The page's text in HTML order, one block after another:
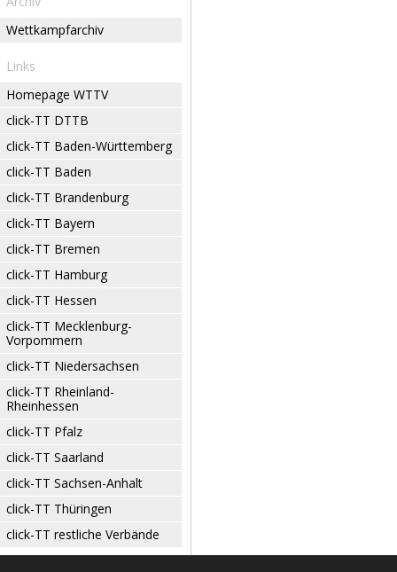
Wettkampfarchiv
Links
Homepage WTTV
click-TT DTTB
click-TT Baden-Württemberg
click-TT Baden
click-TT Brandenburg
click-TT Bayern
click-TT Bremen
click-TT Hamburg
click-TT Hessen
click-TT Mecklenburg-
Vorpommern
click-TT Niedersachsen
click-TT Rheinland-
Rheinhessen
click-TT Pfalz
click-TT Saarland
click-TT Sachsen-Anhalt
click-TT Thüringen
click-TT restliche Verbände